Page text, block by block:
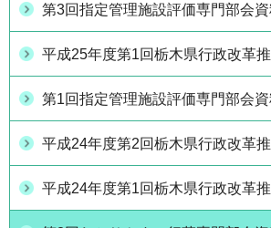
第3回指定管理施設評価専門部会
平成25年度第1回栃木県行政改革
第1回指定管理施設評価専門部会
平成24年度第2回栃木県行政改革
平成24年度第1回栃木県行政改革